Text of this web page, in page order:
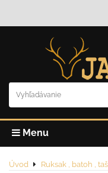
Menu
Úvod Ruksak , batoh ,